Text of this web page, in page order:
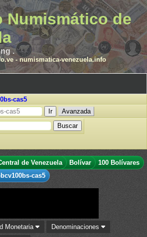
Numismático de
.
- numismatica-venezuela.info
cas5
Avanzada
de Venezuela Bolívar
100 Bolívares
cas5
Monetaria
Denominaciones